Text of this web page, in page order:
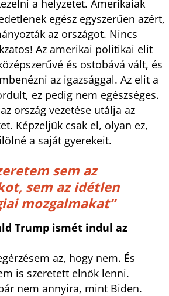
a helyzetet. Amerikaiak
egész egyszerűen azért,
az országot. Nincs
Az amerikai politikai elit
és ostobává vált, és
az igazsággal. Az elit a
ez pedig nem egészséges.
ország vezetése utálja az
Képzeljük csak el, olyan ez,
a saját gyerekeit.
sem az
sem az idétlen
mozgalmakat”
Trump ismét indul az
az, hogy nem. És
is szeretett elnök lenni.
nem annyira, mint Biden.